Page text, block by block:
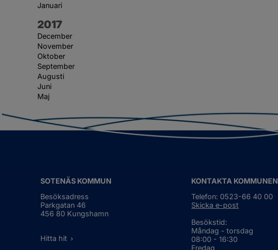
Januari
År:
2017
December
November
Oktober
September
Augusti
Juni
Maj
SOTENÄS KOMMUN
Besöksadress
Parkgatan 46
456 80 Kungshamn
Hitta hit
KONTAKTA KOMMUNEN
Telefon: 0523-66 40 00
Skicka e-post
Besökstid:
Måndag - torsdag
08:00 - 16:30
Fredag